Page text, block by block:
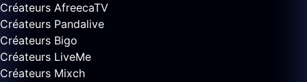
Créateurs AfreecaTV
Créateurs Pandalive
Créateurs Bigo
Créateurs LiveMe
Créateurs Mixch